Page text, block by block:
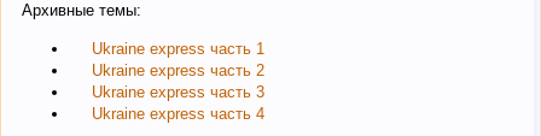
Архивные темы:
Ukraine express часть 1
Ukraine express часть 2
Ukraine express часть 3
Ukraine express часть 4